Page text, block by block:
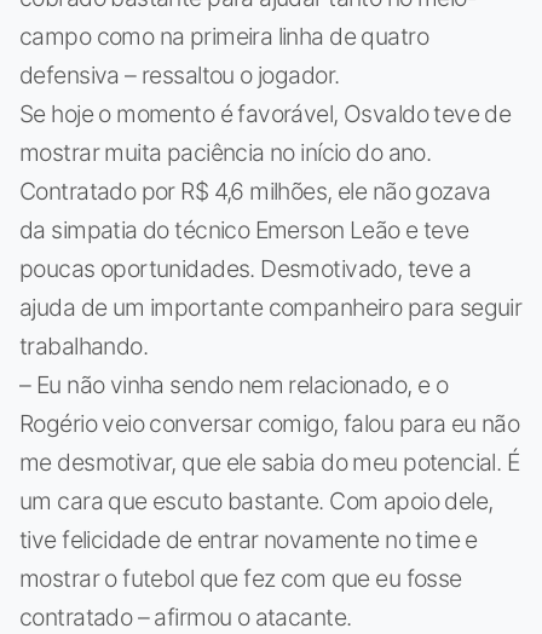
campo como na primeira linha de quatro
defensiva – ressaltou o jogador.
Se hoje o momento é favorável, Osvaldo teve de
mostrar muita paciência no início do ano.
Contratado por R$ 4,6 milhões, ele não gozava
da simpatia do técnico Emerson Leão e teve
poucas oportunidades. Desmotivado, teve a
ajuda de um importante companheiro para seguir
trabalhando.
– Eu não vinha sendo nem relacionado, e o
Rogério veio conversar comigo, falou para eu não
me desmotivar, que ele sabia do meu potencial. É
um cara que escuto bastante. Com apoio dele,
tive felicidade de entrar novamente no time e
mostrar o futebol que fez com que eu fosse
contratado – afirmou o atacante.